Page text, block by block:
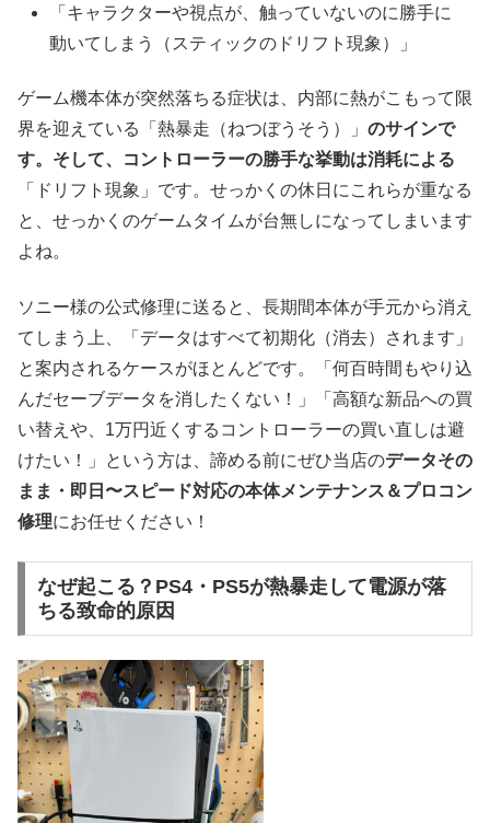
「キャラクターや視点が、触っていないのに勝手に
動いてしまう（スティックのドリフト現象）」
ゲーム機本体が突然落ちる症状は、内部に熱がこもって限
界を迎えている「熱暴走（ねつぼうそう）」 のサインで
す。そして、コントローラーの勝手な挙動は消耗による
「ドリフト現象」です。せっかくの休日にこれらが重なる
と、せっかくのゲームタイムが台無しになってしまいます
よね。
ソニー様の公式修理に送ると、長期間本体が手元から消え
てしまう上、「データはすべて初期化（消去）されます」
と案内されるケースがほとんどです。「何百時間もやり込
んだセーブデータを消したくない！」「高額な新品への買
い替えや、1万円近くするコントローラーの買い直しは避
けたい！」という方は、諦める前にぜひ当店のデータその
まま・即日〜スピード対応の本体メンテナンス＆プロコン
修理にお任せください！
なぜ起こる？PS4・PS5が熱暴走して電源が落
ちる致命的原因